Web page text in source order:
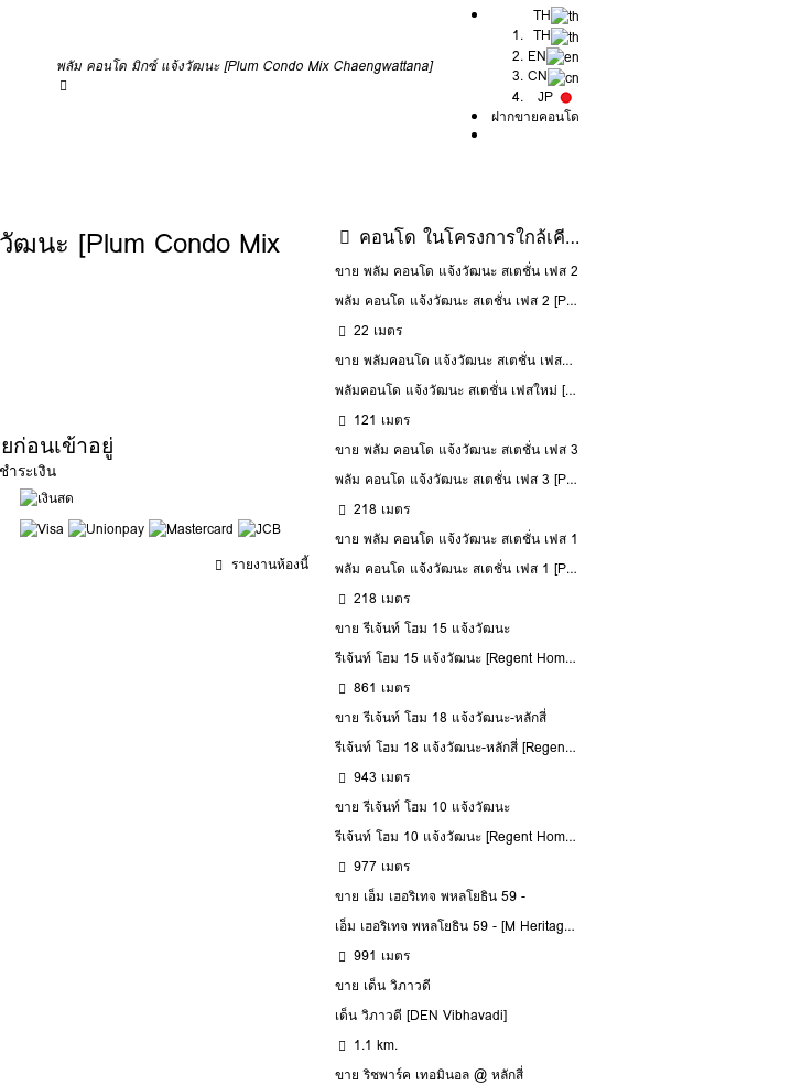
พลัม คอนโด มิกซ์ แจ้งวัฒนะ [Plum Condo Mix Chaengwattana]
TH
TH
EN
CN
JP
ฝากขายคอนโด
นะ [Plum Condo Mix
ก่อนเข้าอยู่
ำระเงิน
รายงานห้องนี้
คอนโด ในโครงการใกล้เคียง
ขาย พลัม คอนโด แจ้งวัฒนะ สเตชั่น เฟส 2
พลัม คอนโด แจ้งวัฒนะ สเตชั่น เฟส 2 [Plum Condo Chaengwattana Station Phase 2]
22 เมตร
ขาย พลัมคอนโด แจ้งวัฒนะ สเตชั่น เฟสใหม่
พลัมคอนโด แจ้งวัฒนะ สเตชั่น เฟสใหม่ [Plum Condo Chaengwattana Station New Phase]
121 เมตร
ขาย พลัม คอนโด แจ้งวัฒนะ สเตชั่น เฟส 3
พลัม คอนโด แจ้งวัฒนะ สเตชั่น เฟส 3 [Plum Condo Chaengwattana Station Phase 3 ]
218 เมตร
ขาย พลัม คอนโด แจ้งวัฒนะ สเตชั่น เฟส 1
พลัม คอนโด แจ้งวัฒนะ สเตชั่น เฟส 1 [Plum Condo Chaengwattana Station Phase 1]
218 เมตร
ขาย รีเจ้นท์ โฮม 15 แจ้งวัฒนะ
รีเจ้นท์ โฮม 15 แจ้งวัฒนะ [Regent Home 15 Changwattana]
861 เมตร
ขาย รีเจ้นท์ โฮม 18 แจ้งวัฒนะ-หลักสี่
รีเจ้นท์ โฮม 18 แจ้งวัฒนะ-หลักสี่ [Regent home 18 changwattana-laksi]
943 เมตร
ขาย รีเจ้นท์ โฮม 10 แจ้งวัฒนะ
รีเจ้นท์ โฮม 10 แจ้งวัฒนะ [Regent Home 10 Changwattana]
977 เมตร
ขาย เอ็ม เฮอริเทจ พหลโยธิน 59 -
เอ็ม เฮอริเทจ พหลโยธิน 59 - [M Heritage Phaholyothin 59]
991 เมตร
ขาย เด็น วิภาวดี
เด็น วิภาวดี [DEN Vibhavadi]
1.1 km.
ขาย ริชพาร์ค เทอมินอล @ หลักสี่